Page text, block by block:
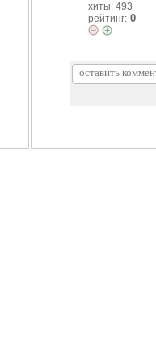
хиты: 493
рейтинг: 0